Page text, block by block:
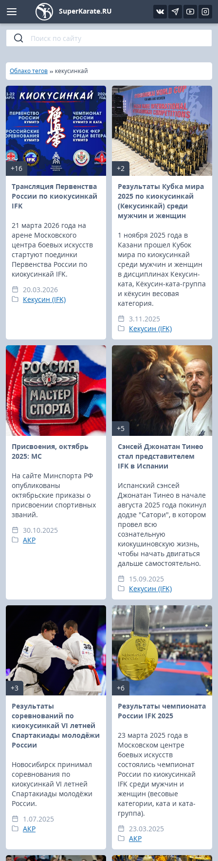
SuperKarate.RU
Главная
»
Облако тегов » кекусинкай
+16
Трансляция Первенства
России по киокусинкай
IFK
21 марта 2026 года на
арене Московского
центра боевых искусств
стартуют поединки
Первенства России по
киокусинкай IFK.
20.03.2026
Кекусин (IFK)
+2
Результаты Кубка мира
2025 по киокусинкай
(Кекусинкай) среди
мужчин и женщин
1 ноября 2025 года в
Казани прошел Кубок
мира по киокусинкай
среди мужчин и женщин
в дисциплинах Кекусин-
ката, Кёкусин-ката-группа
и кёкусин весовая
категория.
3.11.2025
Кекусин (IFK)
Присвоения, октябрь
2025: МС
На сайте Минспорта РФ
опубликованы
октябрьские приказы о
присвоении спортивных
званий.
30.10.2025
АКР
+5
Сэнсей Джонатан Тинео
стал представителем
IFK в Испании
Испанский сэнсей
Джонатан Тинео в начале
августа 2025 года покинул
додзе "Сатори", в котором
провел всю
сознательную
киокушиновскую жизнь,
чтобы начать двигаться
дальше самостоятельно.
15.09.2025
Кекусин (IFK)
+3
Результаты
соревнований по
киокусинкай VI летней
Спартакиады молодёжи
России
Новосибирск принимал
соревнования по
киокусинкай VI летней
Спартакиады молодёжи
России.
1.07.2025
АКР
+6
Результаты чемпионата
России IFK 2025
23 марта 2025 года в
Московском центре
боевых искусств
состоялись чемпионат
России по киокусинкай
IFK среди мужчин и
женщин (весовые
категории, ката и ката-
группа).
23.03.2025
АКР
Киокушинкай
Кёкусин (IFK)
Шинкиокушинкай
Кекусин-кан
Кикбоксинг и K-1
Бокс
UFC и MMA
Муай тай
Фото
Видео
Интервью
Статьи
Уроки каратэ
Файлы
Библиотека